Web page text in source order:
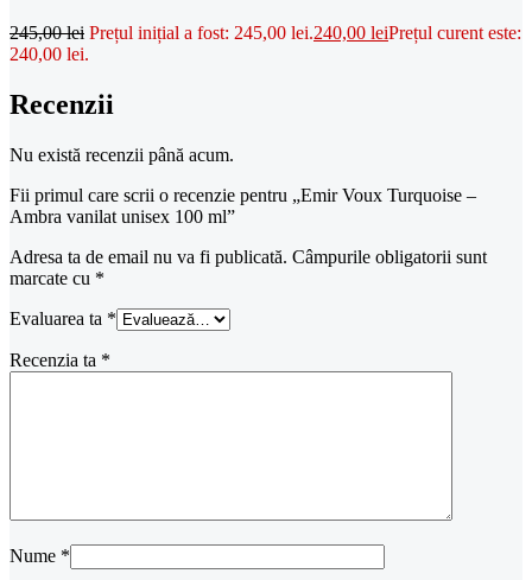
245,00lei Prețul inițial a fost: 245,00 lei.240,00 leiPrețul curent este:
240,00 lei.
Recenzii
Nu există recenzii până acum.
Fii primul care scrii o recenzie pentru „Emir Voux Turquoise –
Ambra vanilat unisex 100 ml”
Adresa ta de email nu va fi publicată. Câmpurile obligatorii sunt
marcate cu *
Evaluarea ta *
Recenzia ta *
Nume *